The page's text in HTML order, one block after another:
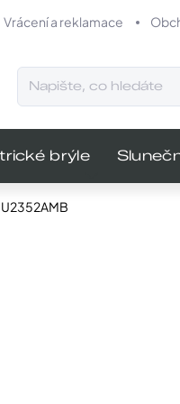
Vrácení a reklamace
brýle